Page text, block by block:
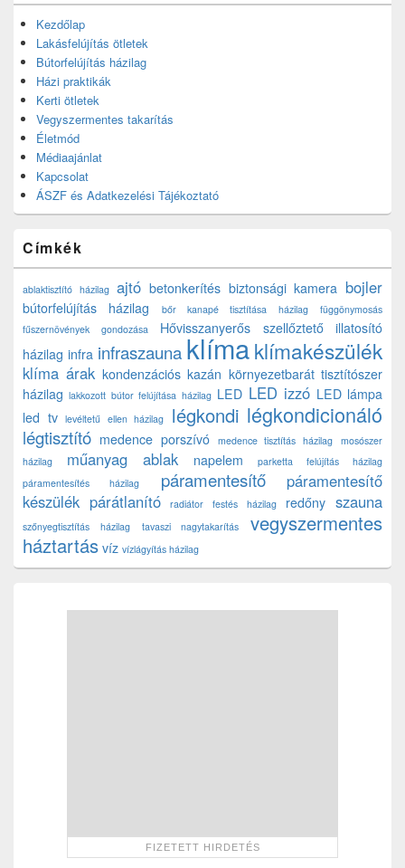
Kezdőlap
Lakásfelújítás ötletek
Bútorfelújítás házilag
Házi praktikák
Kerti ötletek
Vegyszermentes takarítás
Életmód
Médiaajánlat
Kapcsolat
ÁSZF és Adatkezelési Tájékoztató
Címkék
ablaktisztító házilag ajtó betonkerítés biztonsági kamera bojler
bútorfelújítás házilag bőr kanapé tisztítása házilag
függönymosás
fűszernövények gondozása
Hővisszanyerős szellőztető
illatosító
házilag infra infraszauna klímaklímakészülék
klíma árak kondenzációs kazán környezetbarát tisztítószer
házilag lakkozott bútor felújítása házilag LED LED izzó LED lámpa
led tv levéltetű ellen házilag légkondi légkondicionáló
légtisztító medence porszívó medence tisztítás házilag
mosószer
házilag
műanyag ablak napelem
parketta felújítás házilag
páramentesítés házilag
páramentesítő
páramentesítő
készülék párátlanító radiátor festés házilag redőny szauna
szőnyegtisztítás házilag tavaszi nagytakarítás
vegyszermentes
háztartás víz vízlágyítás házilag